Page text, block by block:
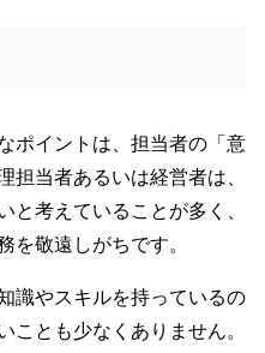
ポイントは、担当者の「意
担当者あるいは経営者は、
と考えていることが多く、
を敬遠しがちです。
識やスキルを持っているの
ことも少なくありません。